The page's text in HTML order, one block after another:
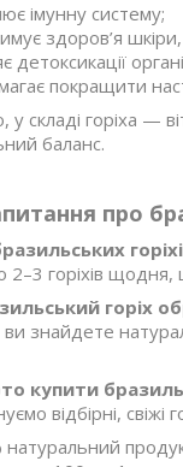
імунну систему;
здоров’я шкіри,
детоксикації
покращити
у складі горіха —
баланс.
про
2–3 горіхів
горіх
знайдете
купити
відбірні, свіжі
натуральний